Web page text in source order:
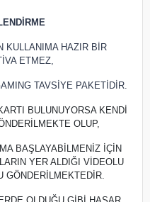
KULLANIMA HAZIR BİR
ETMEZ,
TAVSİYE PAKETİDİR.
BULUNUYORSA KENDİ
OLUP,
BAŞLAYABİLMENİZ İÇİN
YER ALDIĞI VİDEOLU
GÖNDERİLMEKTEDİR.